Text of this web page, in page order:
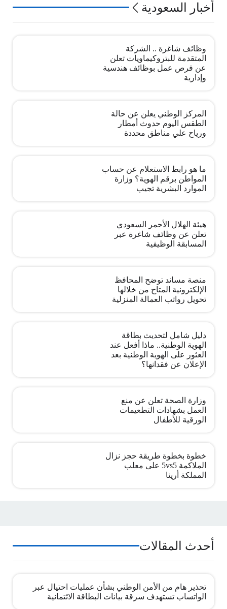
أخبار السعودية
وظائف شاغرة .. الشركة
المتقدمة للبتروكيماويات تعلن
عن فرص عمل بوظائف هندسية
وإدارية
المركز الوطني يعلن عن حالة
الطقس اليوم حدوث أمطار
ورياح علي مناطق محددة
ما هو رابط الاستعلام عن حساب
المواطن برقم الهوية؟ وزارة
الموارد البشرية تجيب
هيئة الهلال الأحمر السعودي
تعلن عن وظائف شاغرة عبر
المسابقة الوظيفية
منصة مساند توضح المحافظ
الإلكترونية المتاح من خلالها
تحويل رواتب العمالة المنزلية
دليل شامل لتحديث بطاقة
الهوية الوطنية.. ماذا أفعل عند
العثور على الهوية الوطنية بعد
الإعلان عن فقدانها؟
وزارة الصحة تعلن عن منع
العمل بشهادات التطعيمات
الورقية للأطفال
خطوة بخطوة طريقة حجز نزال
الملاكمة 5vs5 على معلب
المملكة أرينا
أحدث المقالات
تحذير هام من الأمن الوطني بشأن عمليات احتيال عبر
الواتساب تستهدف سرقة بيانات البطاقة الائتمانية